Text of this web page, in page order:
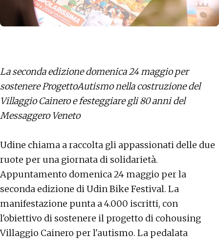
La seconda edizione domenica 24 maggio per
sostenere ProgettoAutismo nella costruzione del
Villaggio Cainero e festeggiare gli 80 anni del
Messaggero Veneto
Udine chiama a raccolta gli appassionati delle due
ruote per una giornata di solidarietà.
Appuntamento domenica 24 maggio per la
seconda edizione diUdin Bike Festival. La
manifestazione punta a 4.000 iscritti, con
l'obiettivo di sostenere il progetto di cohousing
Villaggio Cainero per l'autismo. La pedalata